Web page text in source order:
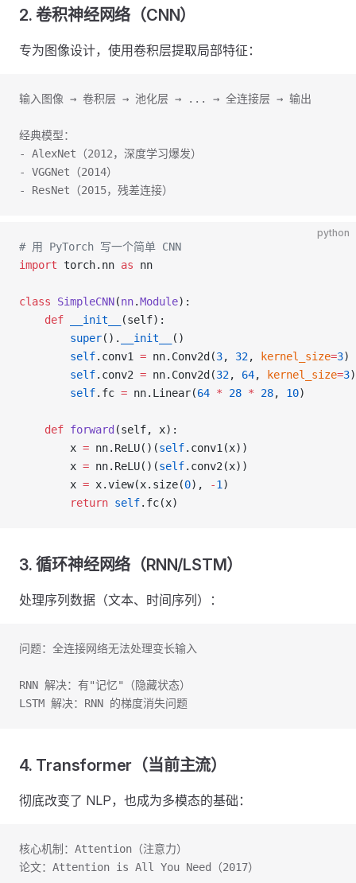
2. 卷积神经网络（CNN）
专为图像设计，使用卷积层提取局部特征：
输入图像 → 卷积层 → 池化层 → ... → 全连接层 → 输出
经典模型：
- AlexNet（2012，深度学习爆发）
- VGGNet（2014）
- ResNet（2015，残差连接）
python
# 用 PyTorch 写一个简单 CNN
import torch.nn as nn
class SimpleCNN(nn.Module):
    def
__init__
(self):
        super
(). __init__
()
        self
.conv1 = nn.Conv2d(3, 32, kernel_size=3)
        self
.conv2 = nn.Conv2d(32, 64, kernel_size=3)
        self
.fc = nn.Linear(64 * 28 * 28, 10)
    def
forward (self, x):
        x
= nn.ReLU()(self.conv1(x))
        x
= nn.ReLU()(self.conv2(x))
        x
= x.view(x.size(0), -1 )
        return
self.fc(x)
3. 循环神经网络（RNN/LSTM）
处理序列数据（文本、时间序列）：
问题：全连接网络无法处理变长输入
RNN 解决：有"记忆"（隐藏状态）
LSTM 解决：RNN 的梯度消失问题
4. Transformer（当前主流）
彻底改变了 NLP，也成为多模态的基础：
核心机制：Attention（注意力）
论文：Attention is All You Need（2017）